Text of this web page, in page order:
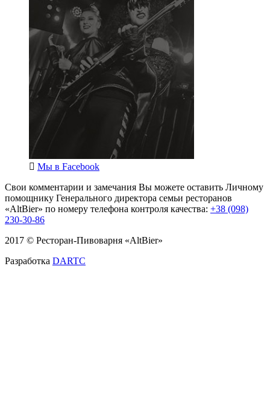
Мы в Facebook
Свои комментарии и замечания Вы можете оставить Личному
помощнику Генерального директора семьи ресторанов
«AltBier» по номеру телефона контроля качества: +38 (098)
230-30-86
2017 © Ресторан-Пивоварня «AltBier»
Разработка DARTC